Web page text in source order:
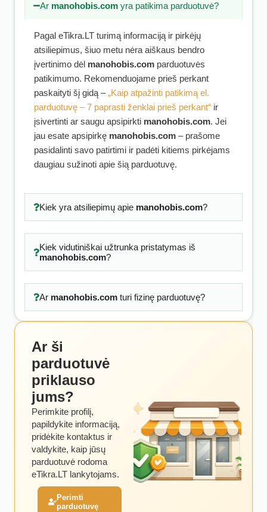
Ar manohobis.com yra patikima parduotuvė?
Pagal eTikra.LT turimą informaciją ir pirkėjų
atsiliepimus, šiuo metu nėra aiškaus bendro
įvertinimo dėl manohobis.com parduotuvės
patikimumo. Rekomenduojame prieš perkant
paskaityti šį gidą –„Kaip atpažinti patikimą el.
parduotuvę – 7 paprasti ženklai prieš perkant“ ir
įsivertinti ar saugu apsipirkti manohobis.com. Jei
jau esate apsipirkę manohobis.com – prašome
pasidalinti savo patirtimi ir padėti kitiems pirkėjams
daugiau sužinoti apie šią parduotuvę.
Kiek yra atsiliepimų apie manohobis.com?
Kiek vidutiniškai užtrunka pristatymas iš
manohobis.com?
Ar manohobis.comturi fizinę parduotuvę?
Ar ši
parduotuvė
priklauso
jums?
Perimkite profilį,
papildykite informaciją,
pridėkite kontaktus ir
valdykite, kaip jūsų
parduotuvė rodoma
eTikra.LT lankytojams.
Perimti
parduotuvę